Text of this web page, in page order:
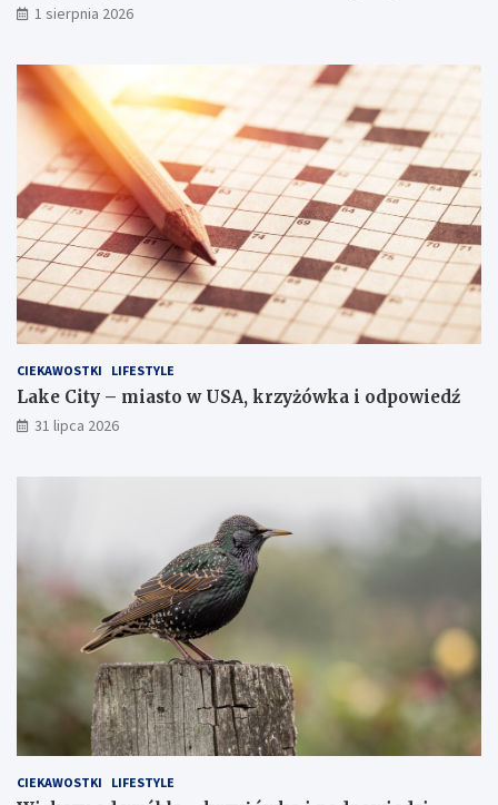
1 sierpnia 2026
CIEKAWOSTKI LIFESTYLE
Lake City – miasto w USA, krzyżówka i odpowiedź
31 lipca 2026
CIEKAWOSTKI LIFESTYLE